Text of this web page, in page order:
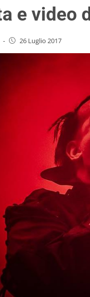
e video
- 26 Luglio 2017